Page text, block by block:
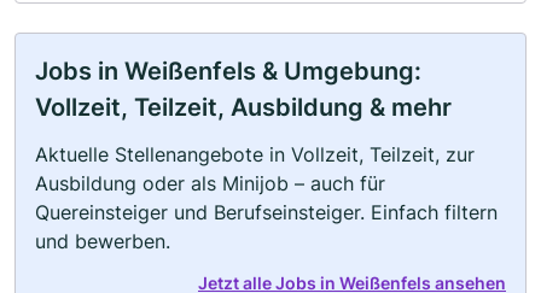
Jobs in Weißenfels & Umgebung:
Vollzeit, Teilzeit, Ausbildung & mehr
Aktuelle Stellenangebote in Vollzeit, Teilzeit, zur
Ausbildung oder als Minijob – auch für
Quereinsteiger und Berufseinsteiger. Einfach filtern
und bewerben.
Jetzt alle Jobs in Weißenfels ansehen